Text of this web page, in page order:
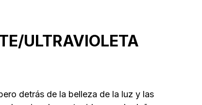
ULTRAVIOLETA
detrás de la belleza de la luz y las